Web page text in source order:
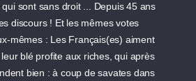
sont sans droit ... Depuis 45 ans
discours ! Et les mêmes votes
mêmes : Les Français(es) aiment
blé profite aux riches, qui après
bien : à coup de savates dans